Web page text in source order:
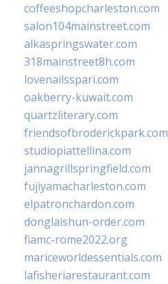
coffeeshopcharleston.com
salon104mainstreet.com
alkaspringswater.com
318mainstreet8h.com
lovenailsspari.com
oakberry-kuwait.com
quartzliterary.com
friendsofbroderickpark.com
studiopiattellina.com
jannagrillspringfield.com
fujiyamacharleston.com
elpatronchardon.com
donglaishun-order.com
fiamc-rome2022.org
mariceworldessentials.com
lafisheriarestaurant.com